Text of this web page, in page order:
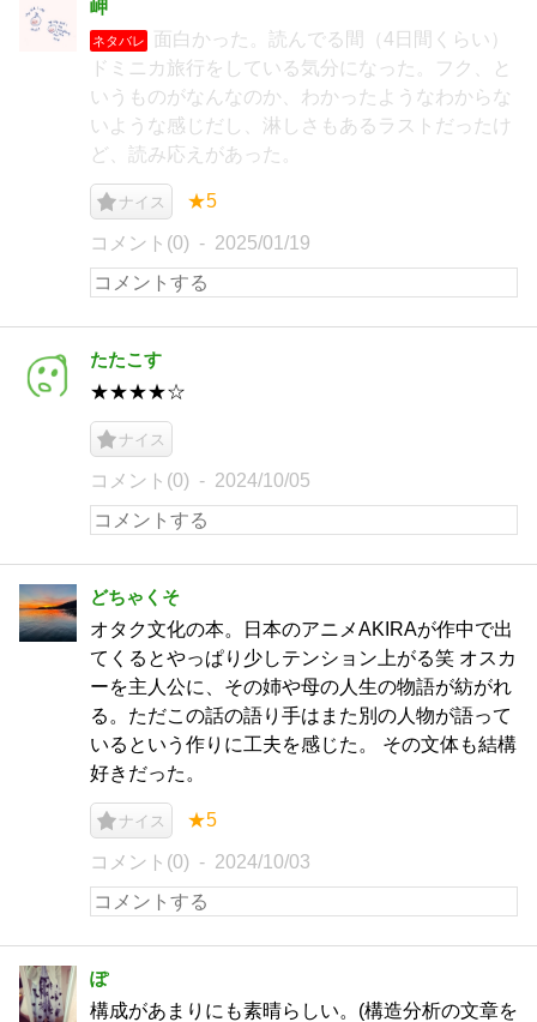
岬
ネタバレ
面白かった。読んでる間（4日間くらい）
ドミニカ旅行をしている気分になった。フク、と
いうものがなんなのか、わかったようなわからな
いような感じだし、淋しさもあるラストだったけ
ど、読み応えがあった。
ナイス ★5
コメント(0) 2025/01/19
たたこす
★★★★☆
ナイス
コメント(0) 2024/10/05
どちゃくそ
オタク文化の本。日本のアニメAKIRAが作中で出
てくるとやっぱり少しテンション上がる笑 オスカ
ーを主人公に、その姉や母の人生の物語が紡がれ
る。ただこの話の語り手はまた別の人物が語って
いるという作りに工夫を感じた。 その文体も結構
好きだった。
ナイス ★5
コメント(0) 2024/10/03
ぽ
構成があまりにも素晴らしい。(構造分析の文章を